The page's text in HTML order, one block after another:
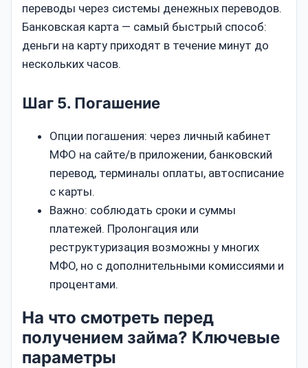
переводы через системы денежных переводов.
Банковская карта — самый быстрый способ:
деньги на карту приходят в течение минут до
нескольких часов.
Шаг 5. Погашение
Опции погашения: через личный кабинет
МФО на сайте/в приложении, банковский
перевод, терминалы оплаты, автосписание
с карты.
Важно: соблюдать сроки и суммы
платежей. Пролонгация или
реструктуризация возможны у многих
МФО, но с дополнительными комиссиями и
процентами.
На что смотреть перед
получением займа? Ключевые
параметры